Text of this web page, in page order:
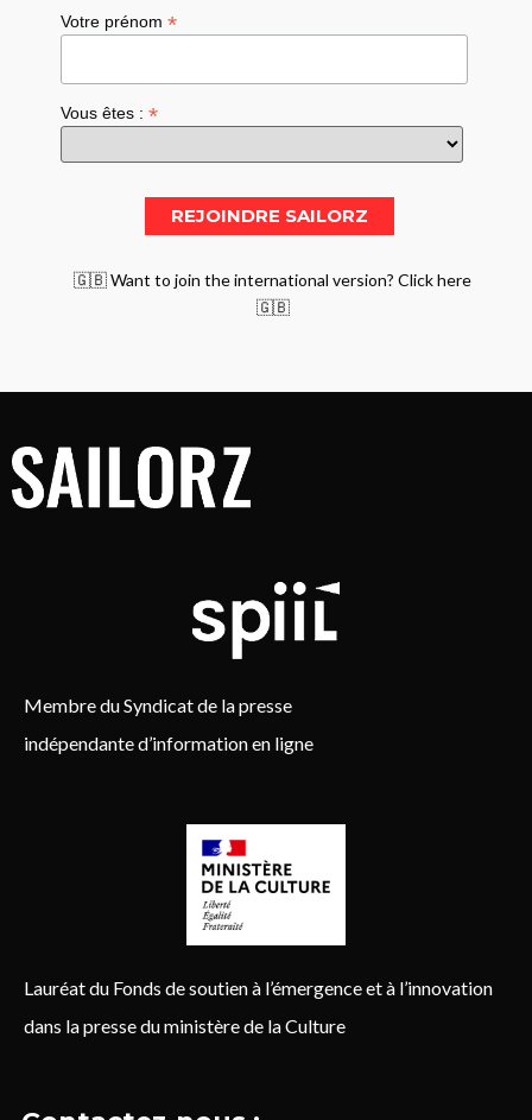
Votre prénom*
Vous êtes :*
🇬🇧 Want to join the international version? Click here
🇬🇧
Membre du Syndicat de la presse
indépendante d’information en ligne
Lauréat du Fonds de soutien à l’émergence et à l’innovation
dans la presse du ministère de la Culture